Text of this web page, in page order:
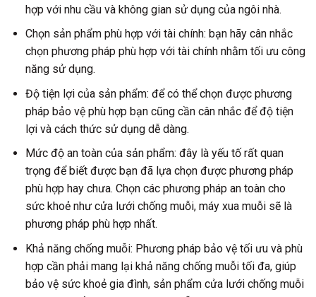
hợp với nhu cầu và không gian sử dụng của ngôi nhà.
Chọn sản phẩm phù hợp với tài chính: bạn hãy cân nhắc
chọn phương pháp phù hợp với tài chính nhằm tối ưu công
năng sử dụng.
Độ tiện lợi của sản phẩm: để có thể chọn được phương
pháp bảo vệ phù hợp bạn cũng cần cân nhắc để độ tiện
lợi và cách thức sử dụng dễ dàng.
Mức độ an toàn của sản phẩm: đây là yếu tố rất quan
trọng để biết được bạn đã lựa chọn được phương pháp
phù hợp hay chưa. Chọn các phương pháp an toàn cho
sức khoẻ như cửa lưới chống muỗi, máy xua muỗi sẽ là
phương pháp phù hợp nhất.
Khả năng chống muỗi: Phương pháp bảo vệ tối ưu và phù
hợp cần phải mang lại khả năng chống muỗi tối đa, giúp
bảo vệ sức khoẻ gia đình, sản phẩm cửa lưới chống muỗi